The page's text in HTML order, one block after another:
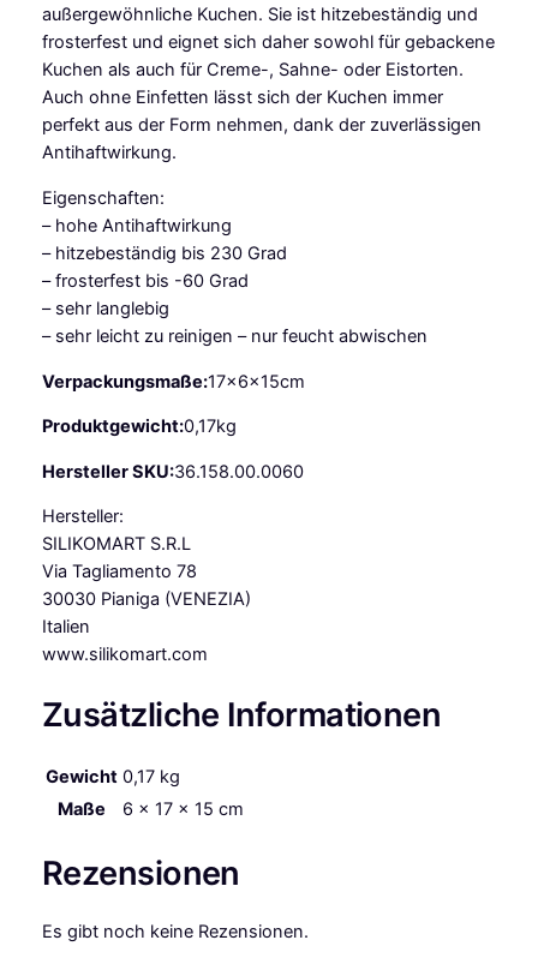
l
e
i
n
V
e
t
i
g
o
M
e
n
e
außergewöhnliche Kuchen. Sie ist hitzebeständig und
frosterfest und eignet sich daher sowohl für gebackene
Kuchen als auch für Creme-, Sahne- oder Eistorten.
Auch ohne Einfetten lässt sich der Kuchen immer
perfekt aus der Form nehmen, dank der zuverlässigen
Antihaftwirkung.
Eigenschaften:
– hohe Antihaftwirkung
– hitzebeständig bis 230 Grad
– frosterfest bis -60 Grad
– sehr langlebig
– sehr leicht zu reinigen – nur feucht abwischen
Verpackungsmaße:17x6x15cm
Produktgewicht:0,17kg
Hersteller SKU:36.158.00.0060
Hersteller:
SILIKOMART S.R.L
Via Tagliamento 78
30030 Pianiga (VENEZIA)
Italien
www.silikomart.com
Zusätzliche Informationen
Gewicht 0,17 kg
Maße
6 × 17 × 15 cm
Rezensionen
Es gibt noch keine Rezensionen.